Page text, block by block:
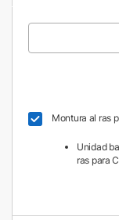
Montura al ras
Unidad
ras para